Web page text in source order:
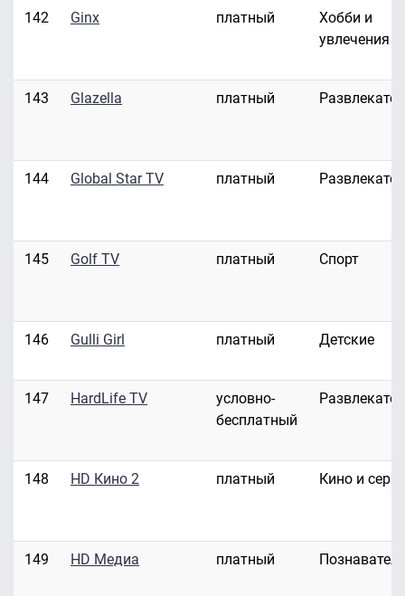
142 Ginx платный
Хобби и
увлечения
143 Glazella платный
144 Global Star TV платный
145 Golf TV платный Спорт
146 Gulli Girl платный Детские
147 HardLife TV
условно-
бесплатный
148 HD Кино 2 платный Кино и
149 HD Медиа платный